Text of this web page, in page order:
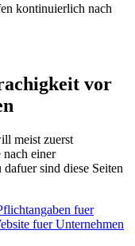
kontinuierlich nach
vor
meist zuerst
nach einer
sind diese Seiten
fuer
fuer Unternehmen